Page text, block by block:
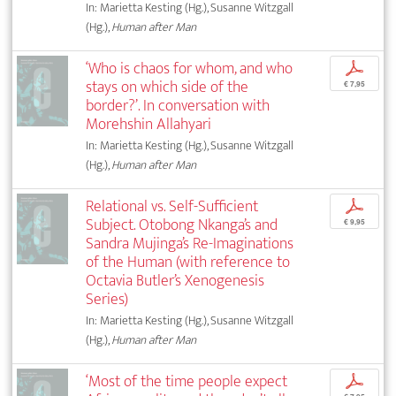
In: Marietta Kesting (Hg.), Susanne Witzgall
(Hg.),Human after Man
‘Who is chaos for whom, and who
stays on which side of the
border?’. In conversation with
Morehshin Allahyari
In: Marietta Kesting (Hg.), Susanne Witzgall
(Hg.),Human after Man
p
€ 7,95
Relational vs. Self-Sufficient
Subject. Otobong Nkanga’s and
Sandra Mujinga’s Re-Imaginations
of the Human (with reference to
Octavia Butler’s Xenogenesis
Series)
In: Marietta Kesting (Hg.), Susanne Witzgall
(Hg.),Human after Man
p
€ 9,95
‘Most of the time people expect p